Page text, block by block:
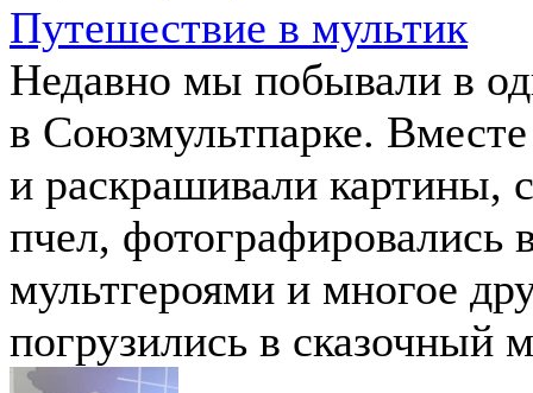
Путешествие в мультик
Недавно мы побывали в
в Союзмультпарке.
и раскрашивали картины,
пчел, фотографировались
мультгероями и многое
погрузились в сказочный